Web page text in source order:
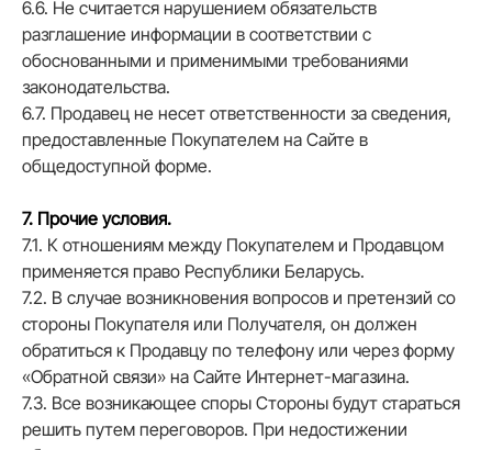
6.6. Не считается нарушением обязательств
разглашение информации в соответствии с
обоснованными и применимыми требованиями
законодательства.
6.7. Продавец не несет ответственности за сведения,
предоставленные Покупателем на Сайте в
общедоступной форме.
7. Прочие условия.
7.1. К отношениям между Покупателем и Продавцом
применяется право Республики Беларусь.
7.2. В случае возникновения вопросов и претензий со
стороны Покупателя или Получателя, он должен
обратиться к Продавцу по телефону или через форму
«Обратной связи» на Сайте Интернет-магазина.
7.3. Все возникающее споры Стороны будут стараться
решить путем переговоров. При недостижении